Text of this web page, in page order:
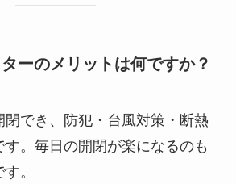
ーのメリットは何ですか？
閉でき、防犯・台風対策・断熱
。毎日の開閉が楽になるのも
。